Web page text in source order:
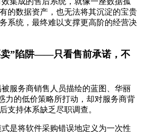
的数据资产，也无法将其沉淀的宝贵
系统，最终难以支撑更高阶的经营决
卖”陷阱——只看售前承诺，不
服务商销售人员描绘的蓝图、华丽
力的低价策略所打动，却对服务商背
支持体系缺乏尽职调查。
是将软件采购错误地定义为一次性